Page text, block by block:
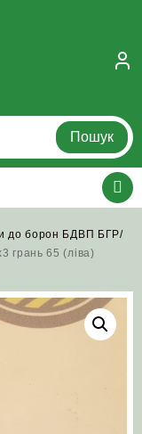
Пошук
до борон БДВП БГР/
грань 65 (ліва)